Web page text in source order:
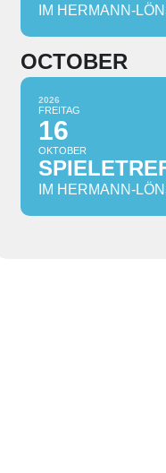
IM HERMANN-
OCTOBER
2026
FREITAG
16
OKTOBER
IM HERMANN-